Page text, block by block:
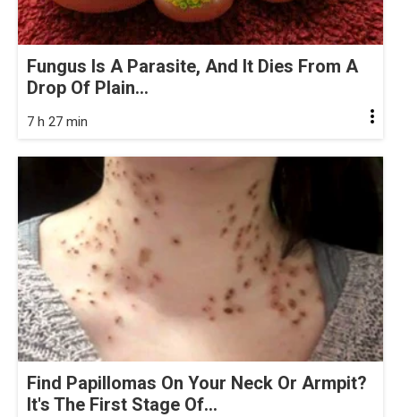
Fungus Is A Parasite, And It Dies From A
Drop Of Plain...
7 h 27 min
Find Papillomas On Your Neck Or Armpit?
It's The First Stage Of...